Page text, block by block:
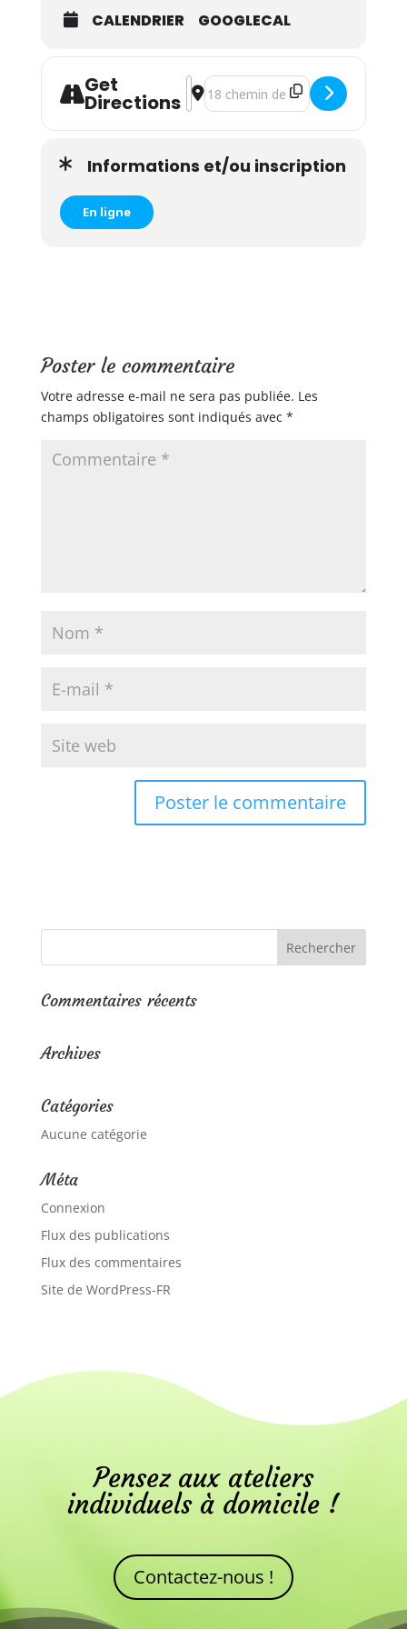
CALENDRIER GOOGLECAL
Get
Directions
Address - Atelier yoga, massage et
Destination Address - Atelier
Informations et/ou inscription
En ligne
Poster le commentaire
Votre adresse e-mail ne sera pas publiée. Les
champs obligatoires sont indiqués avec *
Commentaires récents
Archives
Catégories
Aucune catégorie
Méta
Connexion
Flux des publications
Flux des commentaires
Site de WordPress-FR
Pensez aux ateliers
individuels à domicile !
Contactez-nous !